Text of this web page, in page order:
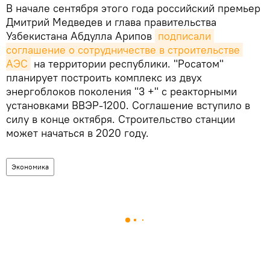
В начале сентября этого года российский премьер
Дмитрий Медведев и глава правительства
Узбекистана Абдулла Арипов подписали
соглашение о сотрудничестве в строительстве
АЭС на территории республики. "Росатом"
планирует построить комплекс из двух
энергоблоков поколения "3 +" с реакторными
установками ВВЭР-1200. Соглашение вступило в
силу в конце октября. Строительство станции
может начаться в 2020 году.
Экономика